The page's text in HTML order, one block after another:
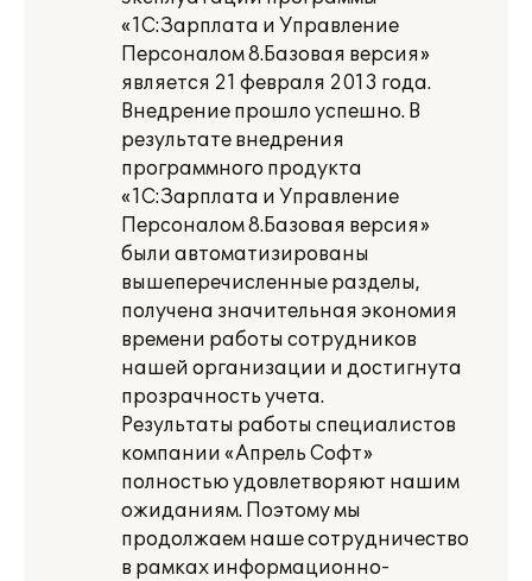
«1С:Зарплата и Управление
Персоналом 8.Базовая версия»
является 21 февраля 2013 года.
Внедрение прошло успешно. В
результате внедрения
программного продукта
«1С:Зарплата и Управление
Персоналом 8.Базовая версия»
были автоматизированы
вышеперечисленные разделы,
получена значительная экономия
времени работы сотрудников
нашей организации и достигнута
прозрачность учета.
Результаты работы специалистов
компании «Апрель Софт»
полностью удовлетворяют нашим
ожиданиям. Поэтому мы
продолжаем наше сотрудничество
в рамках информационно-